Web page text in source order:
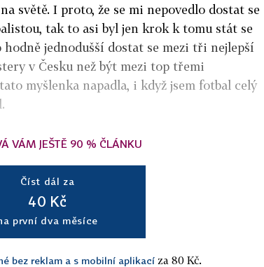
světě. I proto, že se mi nepovedlo dostat se
tak to asi byl jen krok k tomu stát se
jednodušší dostat se mezi tři nejlepší
v Česku než být mezi top třemi
myšlenka napadla, i když jsem fotbal celý
VÁM JEŠTĚ 90 % ČLÁNKU
Číst dál za
40 Kč
první dva měsíce
bez reklam a s mobilní aplikací za 80 Kč.